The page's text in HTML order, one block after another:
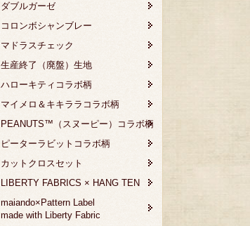
ダブルガーゼ
コロンボシャンブレー
マドラスチェック
生産終了（廃盤）生地
ハローキティコラボ柄
マイメロ＆キキララコラボ柄
PEANUTS™（スヌーピー）コラボ柄
ピーターラビットコラボ柄
カットクロスセット
LIBERTY FABRICS × HANG TEN
maiando×Pattern Label
made with Liberty Fabric